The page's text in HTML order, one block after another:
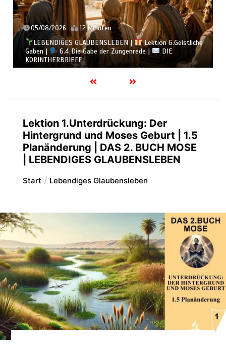
05/08/2026 12 Minuten
LEBENDIGES GLAUBENSLEBEN |
Lektion 6.Geistliche
Gaben |
6.4 Die Gabe der Zungenrede |
DIE
KORINTHERBRIEFE
Lektion 1.Unterdrückung: Der
Hintergrund und Moses Geburt | 1.5
Planänderung | DAS 2. BUCH MOSE
| LEBENDIGES GLAUBENSLEBEN
Start Lebendiges Glaubensleben